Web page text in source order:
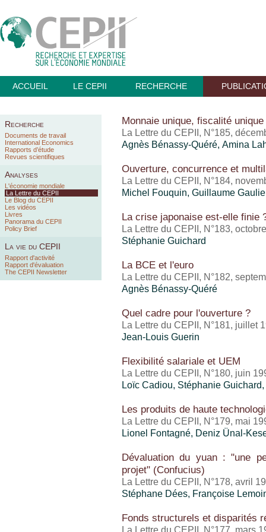
ACCUEIL LE CEPII RECHERCHE
Recherche
Documents de travail
International Economics
Rapports d’étude
Revues scientifiques
Analyses
L'économie mondiale
La Lettre du CEPII
Le Blog du CEPII
Les vidéos
Livres
Panorama du CEPII
Policy Brief
La vie du CEPII
Rapport d'activité
Rapport d'évaluation
The CEPII Newsletter
Monnaie unique, fiscalité unique
La Lettre du CEPII, N°185,
Agnès Bénassy-Quéré, Amina
Ouverture, concurrence et
La Lettre du CEPII, N°184,
Michel Fouquin, Guillaume
La crise japonaise est-elle finie
La Lettre du CEPII, N°183,
Stéphanie Guichard
La BCE et l'euro
La Lettre du CEPII, N°182,
Agnès Bénassy-Quéré
Quel cadre pour l'ouverture ?
La Lettre du CEPII, N°181, juillet
Jean-Louis Guerin
Flexibilité salariale et UEM
La Lettre du CEPII, N°180, juin
Loïc Cadiou, Stéphanie
Les produits de haute
La Lettre du CEPII, N°179, mai
Lionel Fontagné, Deniz Ünal-
Dévaluation du yuan : "une
projet" (Confucius)
La Lettre du CEPII, N°178, avril
Stéphane Dées, Françoise
Fonds structurels et disparités
La Lettre du CEPII, N°177, mars